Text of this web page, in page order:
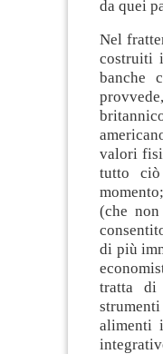
da quei
Nel
costruiti
banche
valori
tutto
(che
di più
tratta di
alimenti